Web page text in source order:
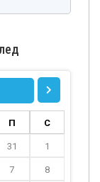
П С
31 1
7 8